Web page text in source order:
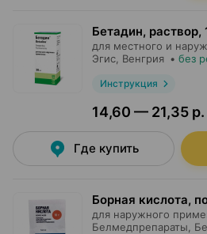
Бетадин, раствор,
для местного и
Эгис , Венгрия • без
Инструкция
14,60 — 21,35 р.
Где купить
Борная кислота,
для наружного
Белмедпрепараты ,